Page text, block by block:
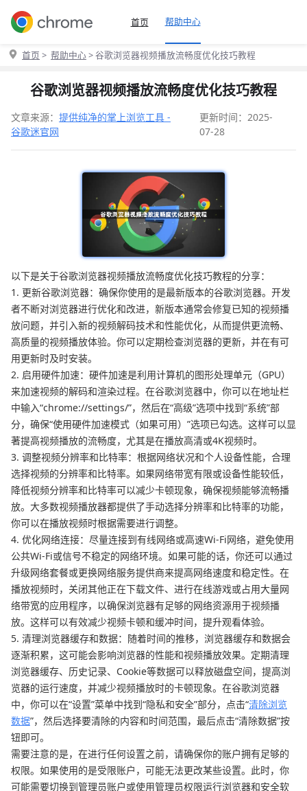
首页 帮助中心
首页 > 帮助中心> 谷歌浏览器视频播放流畅度优化技巧教程
谷歌浏览器视频播放流畅度优化技巧教程
文章来源： 提供纯净的掌上浏览工具 -
谷歌迷官网
更新时间：2025-
07-28
以下是关于谷歌浏览器视频播放流畅度优化技巧教程的分享：
1. 更新谷歌浏览器：确保你使用的是最新版本的谷歌浏览器。开发
者不断对浏览器进行优化和改进，新版本通常会修复已知的视频播
放问题，并引入新的视频解码技术和性能优化，从而提供更流畅、
高质量的视频播放体验。你可以定期检查浏览器的更新，并在有可
用更新时及时安装。
2. 启用硬件加速：硬件加速是利用计算机的图形处理单元（GPU）
来加速视频的解码和渲染过程。在谷歌浏览器中，你可以在地址栏
中输入“chrome://settings/”，然后在“高级”选项中找到“系统”部
分，确保“使用硬件加速模式（如果可用）”选项已勾选。这样可以显
著提高视频播放的流畅度，尤其是在播放高清或4K视频时。
3. 调整视频分辨率和比特率：根据网络状况和个人设备性能，合理
选择视频的分辨率和比特率。如果网络带宽有限或设备性能较低，
降低视频分辨率和比特率可以减少卡顿现象，确保视频能够流畅播
放。大多数视频播放器都提供了手动选择分辨率和比特率的功能，
你可以在播放视频时根据需要进行调整。
4. 优化网络连接：尽量连接到有线网络或高速Wi-Fi网络，避免使用
公共Wi-Fi或信号不稳定的网络环境。如果可能的话，你还可以通过
升级网络套餐或更换网络服务提供商来提高网络速度和稳定性。在
播放视频时，关闭其他正在下载文件、进行在线游戏或占用大量网
络带宽的应用程序，以确保浏览器有足够的网络资源用于视频播
放。这样可以有效减少视频卡顿和缓冲时间，提升观看体验。
5. 清理浏览器缓存和数据：随着时间的推移，浏览器缓存和数据会
逐渐积累，这可能会影响浏览器的性能和视频播放效果。定期清理
浏览器缓存、历史记录、Cookie等数据可以释放磁盘空间，提高浏
览器的运行速度，并减少视频播放时的卡顿现象。在谷歌浏览器
中，你可以在“设置”菜单中找到“隐私和安全”部分，点击“清除浏览
数据”，然后选择要清除的内容和时间范围，最后点击“清除数据”按
钮即可。
需要注意的是，在进行任何设置之前，请确保你的账户拥有足够的
权限。如果使用的是受限账户，可能无法更改某些设置。此时，你
可能需要切换到管理员账户或使用管理员权限运行浏览器和安全软